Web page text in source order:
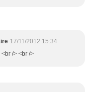
17/11/2012 15:34
/> <br />